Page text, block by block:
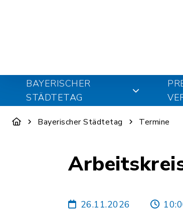
BAYERISCHER
STÄDTETAG
Bayerischer Städtetag Termine
26.11.2026